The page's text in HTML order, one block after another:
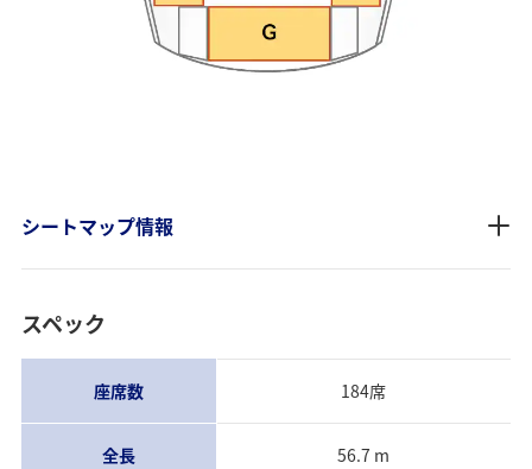
シートマップ情報
スペック
座席数 184席
全長 56.7 m